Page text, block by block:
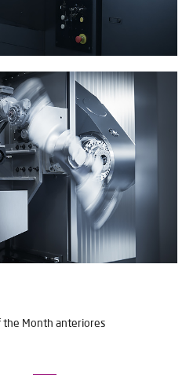
the Month anteriores